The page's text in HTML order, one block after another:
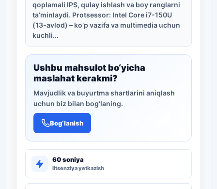
qoplamali IPS, qulay ishlash va boy ranglarni
ta’minlaydi. Protsessor: Intel Core i7-150U
(13-avlod) – ko’p vazifa va multimedia uchun
kuchli...
Ushbu mahsulot bo‘yicha
maslahat kerakmi?
Mavjudlik va buyurtma shartlarini aniqlash
uchun biz bilan bog‘laning.
Bog‘lanish
60 soniya
litsenziya yetkazish